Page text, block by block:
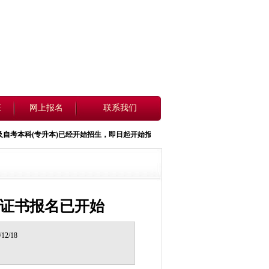
网上报名 联系我们
考本科(专升本)已经开始招生，即日起开始报名，详情请看招生简章.报名咨询电
书报名已开始
18